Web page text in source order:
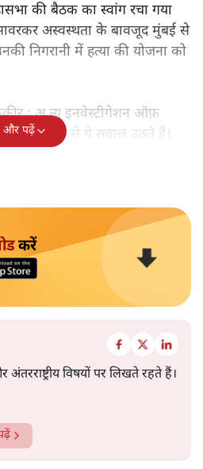
की बैठक का स्वांग रचा गया
अस्वस्थता के बावजूद मुंबई से
निगरानी में हत्या की योजना को
: अ न्यू इनवेस्टीगेशन ऑफ़
किताब से ये सवाल उठते हैं।
और पढ़ें
करें
विषयों पर लिखते रहते हैं।